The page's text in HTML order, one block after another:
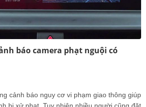
báo camera phạt nguội có
cảnh báo nguy cơ vi phạm giao thông giúp
bị xử phạt. Tuy nhiên nhiều người cũng đặt